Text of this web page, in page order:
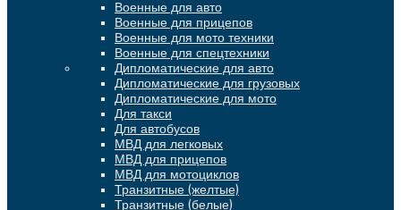
Военные для авто
Военные для прицепов
Военные для мото техники
Военные для спецтехники
Дипломатические для авто
Дипломатические для грузовых
Дипломатические для мото
Для такси
Для автобусов
МВД для легковых
МВД для прицепов
МВД для мотоциклов
Транзитные (желтые)
Транзитные (белые)